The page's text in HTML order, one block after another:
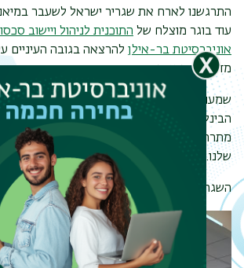
התרגשנו לארח את שגריר ישראל לשעבר
עוד בוגר מוצלח של התוכנית לניהול ויישוב
אוניברסיטת בר-אילן להרצאה בגובה העיניים
מדינתי במיאנמר.
שמענו על מאמצי יישוב הסכסוכים במדינה ועל
הבינלאומית למתרחש במיאנמר. נקודת מבטו
מתרחשים במיאנמר, מאז ההפיכה הצבאית,
שלנו.
השגריר גילאור, תודה על הרצאה מרתקת